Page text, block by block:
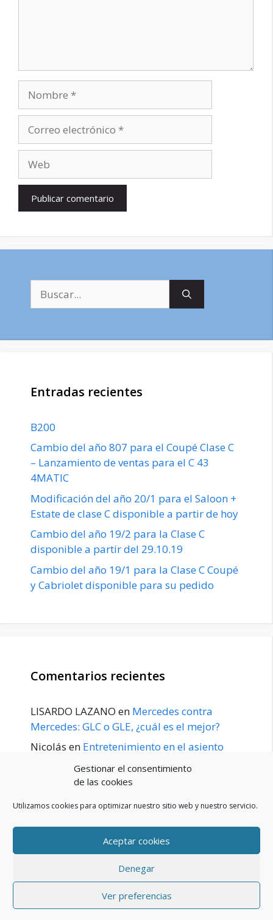
Gestionar el consentimiento
de las cookies
Utilizamos cookies para optimizar nuestro sitio web y nuestro servicio.
Aceptar cookies
Denegar
Ver preferencias
electrónico
Entradas recientes
B200
Cambio del año 807 para el Coupé Clase C
– Lanzamiento de ventas para el C 43
4MATIC
Modificación del año 20/1 para el Saloon +
Estate de clase C disponible a partir de hoy
Cambio del año 19/2 para la Clase C
disponible a partir del 29.10.19
Cambio del año 19/1 para la Clase C Coupé
y Cabriolet disponible para su pedido
Comentarios recientes
LISARDO LAZANO en Mercedes contra
Mercedes: GLC o GLE, ¿cuál es el mejor?
Nicolás en Entretenimiento en el asiento
trasero para el GLE / GLS disponible a
principios de 2020
POLÍTICA DE PRIVACIDAD
Política de cookies (UE)
© 2026 Blog De Mercedes-Benz En Español
GeneratePress